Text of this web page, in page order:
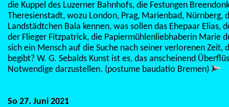
die Kuppel des Luzerner Bahnhofs, die Festungen
Theresienstadt, wozu London, Prag, Marienbad, Nürnberg,
Landstädtchen Bala kennen, was sollen das Ehepaar Elias,
der Flieger Fitzpatrick, die Papiermühlenliebhaberin Marie
sich ein Mensch auf die Suche nach seiner verlorenen Zeit,
begibt? W. G. Sebalds Kunst ist es, das anscheinend
Notwendige darzustellen. (postume baudatio Bremen)
So 27. Juni 2021